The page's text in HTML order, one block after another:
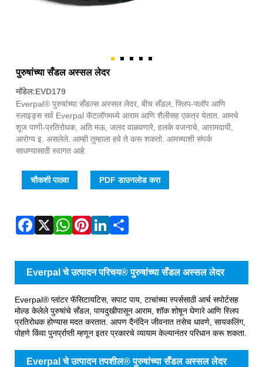
पुरुषांच्या सँडल अस्सल लेदर
मॉडेल:EVD179
Everpal® पुरुषांच्या सँडल्स अस्सल लेदर, बीच सँडल, फ्लिप-फ्लॉप आणि
स्लाइड्स सर्व Everpal कॅटलॉगमध्ये आराम आणि शैलीसह एकत्र येतात. आमचे
शूज पाणी-प्रतिरोधक, अति मऊ, जलद वाळवणारे, हलके वजनाचे, आरामदायी,
आरोग्य इ. असलेले. आम्ही तुम्हाला हवे ते करू शकतो. आमच्याशी संपर्क
साधण्यासाठी स्वागत आहे.
चौकशी पाठवा PDF डाउनलोड करा
Everpal चे उत्पादन परिचय® पुरुषांच्या सँडल अस्सल लेदर
Everpal® प्लांटर फॅसिटायटिस, सपाट पाय, टाचांच्या स्पर्ससाठी आर्च सपोर्टसह
मोल्ड केलेले पुरुषांचे सँडल, पायदुखीपासून आराम, शॉक शोषून घेणारे आणि स्लिप
प्रतिरोधक होण्यास मदत करतात. आपण दैनंदिन जीवनात तसेच धावणे, सायकलिंग,
पोहणे किंवा पुनर्प्राप्ती म्हणून इतर प्रकारचे व्यायाम केल्यानंतर परिधान करू शकता.
Everpal चे उत्पादन तपशील® पुरुषांच्या सँडल अस्सल लेदर